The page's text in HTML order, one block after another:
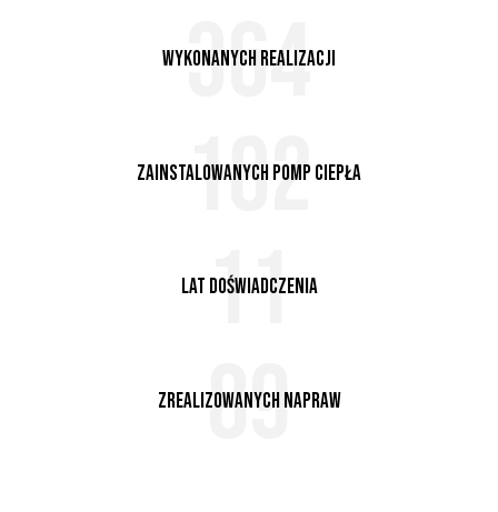
400
Wykonanych Realizacji
200
zainstalowanych pomp ciepła
12
lat doświadczenia
100
Zrealizowanych napraw